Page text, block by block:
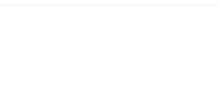
Savietojamas skalošanas
Tips J